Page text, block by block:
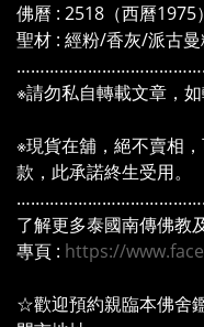
佛曆 : 2518（西曆1975）
聖材 : 經粉/香灰/派古
※請勿私自轉載文章，
※現貨在舖，絕不賣相
款，此承諾終生受用。
了解更多泰國南傳佛教
專頁 : https://
☆歡迎預約親臨本佛舍